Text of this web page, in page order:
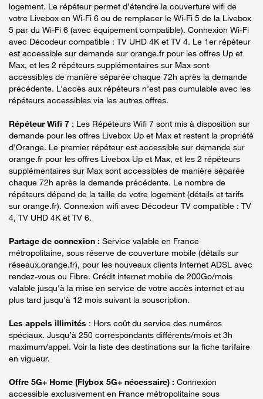
logement. Le répéteur permet d’étendre la couverture wifi de
votre Livebox en Wi-Fi 6 ou de remplacer le Wi-Fi 5 de la Livebox
5 par du Wi-Fi 6 (avec équipement compatible). Connexion Wi-Fi
avec Décodeur compatible : TV UHD 4K et TV 4. Le 1er répéteur
est accessible sur demande sur orange.fr pour les offres Up et
Max, et les 2 répéteurs supplémentaires sur Max sont
accessibles de manière séparée chaque 72h après la demande
précédente. L’accès aux répéteurs n’est pas cumulable avec les
répéteurs accessibles via les autres offres.
Répéteur Wifi 7 : Les Répéteurs Wifi 7 sont mis à disposition sur
demande pour les offres Livebox Up et Max et restent la propriété
d'Orange. Le premier répéteur est accessible sur demande sur
orange.fr pour les offres Livebox Up et Max, et les 2 répéteurs
supplémentaires sur Max sont accessibles de manière séparée
chaque 72h après la demande précédente. Le nombre de
répéteurs dépend de la taille de votre logement (détails et tarifs
sur orange.fr). Connexion wifi avec Décodeur TV compatible : TV
4, TV UHD 4K et TV 6.
Partage de connexion : Service valable en France
métropolitaine, sous réserve de couverture mobile (détails sur
réseaux.orange.fr), pour les nouveaux clients Internet ADSL avec
rendez-vous ou Fibre. Crédit internet mobile de 200Go/mois
valable jusqu'à la mise en service de votre accès internet et au
plus tard jusqu'à 12 mois suivant la souscription.
Les appels illimités : Hors coût du service des numéros
spéciaux. Jusqu’à 250 correspondants différents/mois et 3h
maximum/appel. Voir la liste des destinations sur la fiche tarifaire
en vigueur.
Offre 5G+ Home (Flybox 5G+ nécessaire) : Connexion
accessible exclusivement en France métropolitaine sous